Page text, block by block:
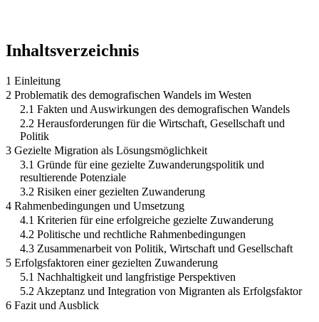
Inhaltsverzeichnis
1 Einleitung
2 Problematik des demografischen Wandels im Westen
2.1 Fakten und Auswirkungen des demografischen Wandels
2.2 Herausforderungen für die Wirtschaft, Gesellschaft und
Politik
3 Gezielte Migration als Lösungsmöglichkeit
3.1 Gründe für eine gezielte Zuwanderungspolitik und
resultierende Potenziale
3.2 Risiken einer gezielten Zuwanderung
4 Rahmenbedingungen und Umsetzung
4.1 Kriterien für eine erfolgreiche gezielte Zuwanderung
4.2 Politische und rechtliche Rahmenbedingungen
4.3 Zusammenarbeit von Politik, Wirtschaft und Gesellschaft
5 Erfolgsfaktoren einer gezielten Zuwanderung
5.1 Nachhaltigkeit und langfristige Perspektiven
5.2 Akzeptanz und Integration von Migranten als Erfolgsfaktor
6 Fazit und Ausblick